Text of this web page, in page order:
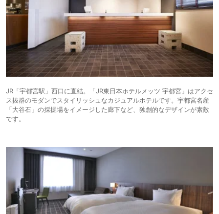
JR「宇都宮駅」西口に直結。「JR東日本ホテルメッツ 宇都宮」はアクセ
ス抜群のモダンでスタイリッシュなカジュアルホテルです。宇都宮名産
「大谷石」の採掘場をイメージした廊下など、独創的なデザインが素敵
です。